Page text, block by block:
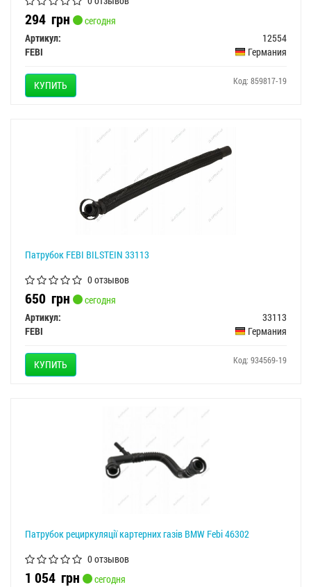
294 грн
сегодня
Артикул:
12554
FEBI
Германия
КУПИТЬ Код: 859817-19
Патрубок FEBI BILSTEIN 33113
0 отзывов
650 грн
сегодня
Артикул:
33113
FEBI
Германия
КУПИТЬ Код: 934569-19
Патрубок рециркуляції картерних газів BMW Febi 46302
0 отзывов
1 054 грн
сегодня